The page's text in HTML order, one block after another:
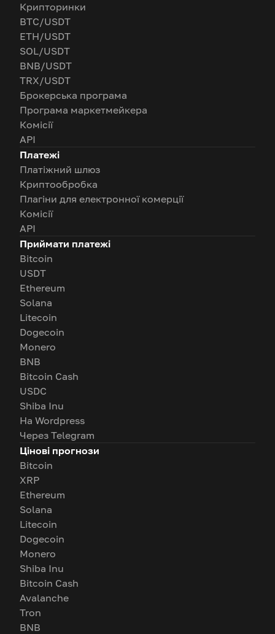
Крипторинки
BTC/USDT
ETH/USDT
SOL/USDT
BNB/USDT
TRX/USDT
Брокерська програма
Програма маркетмейкера
Комісії
API
Платежі
Платіжний шлюз
Криптообробка
Плагіни для електронної комерції
Комісії
API
Приймати платежі
Bitcoin
USDT
Ethereum
Solana
Litecoin
Dogecoin
Monero
BNB
Bitcoin Cash
USDC
Shiba Inu
На Wordpress
Через Telegram
Цінові прогнози
Bitcoin
XRP
Ethereum
Solana
Litecoin
Dogecoin
Monero
Shiba Inu
Bitcoin Cash
Avalanche
Tron
BNB